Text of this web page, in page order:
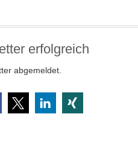
erfolgreich
abgemeldet.